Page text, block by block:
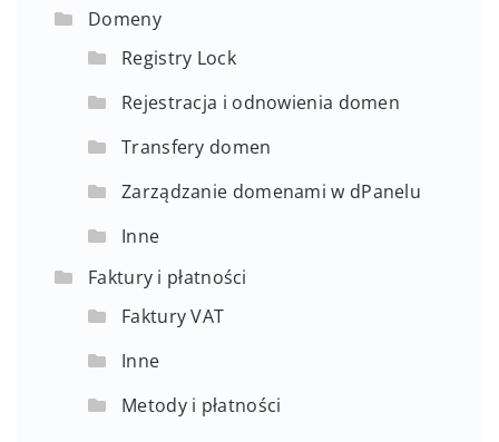
Domeny
Registry Lock
Rejestracja i odnowienia domen
Transfery domen
Zarządzanie domenami w dPanelu
Inne
Faktury i płatności
Faktury VAT
Inne
Metody i płatności